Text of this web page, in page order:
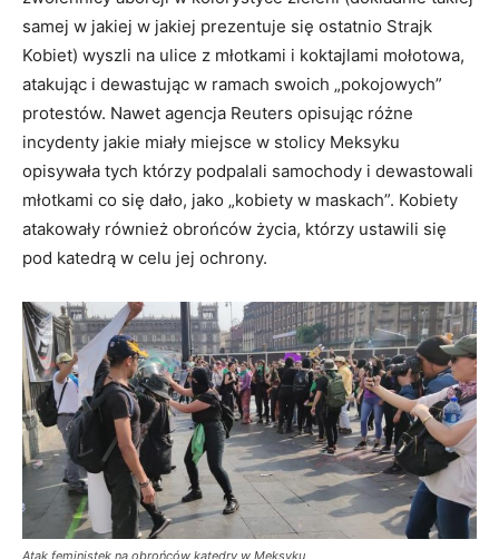
samej w jakiej w jakiej prezentuje się ostatnio Strajk
Kobiet) wyszli na ulice z młotkami i koktajlami mołotowa,
atakując i dewastując w ramach swoich „pokojowych”
protestów. Nawet agencja Reuters opisując różne
incydenty jakie miały miejsce w stolicy Meksyku
opisywała tych którzy podpalali samochody i dewastowali
młotkami co się dało, jako „kobiety w maskach”. Kobiety
atakowały również obrońców życia, którzy ustawili się
pod katedrą w celu jej ochrony.
Atak feministek na obrońców katedry w Meksyku